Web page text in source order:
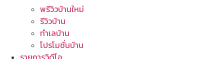
พรีวิวบ้านใหม่
รีวิวบ้าน
ทำเลบ้าน
โปรโมชั่นบ้าน